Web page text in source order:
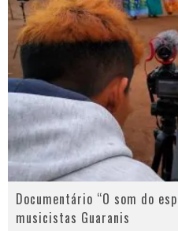
Documentário “O som do
musicistas Guaranis